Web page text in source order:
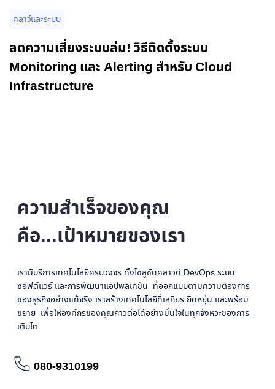
คลาว์และระบบ
ลดความเสี่ยงระบบล่ม! วิธีติดตั้งระบบ
Monitoring และ Alerting สำหรับ Cloud
Infrastructure
ความสำเร็จของคุณ
คือ...เป้าหมายของเรา
เรามีบริการเทคโนโลยีครบวงจร ทั้งโซลูชันคลาวด์ DevOps ระบบ
ซอฟต์แวร์ และการพัฒนาแอปพลิเคชัน ที่ออกแบบตามความต้องการ
ของธุรกิจอย่างแท้จริง เราสร้างเทคโนโลยีที่เสถียร ยืดหยุ่น และพร้อม
ขยาย เพื่อให้องค์กรของคุณก้าวต่อได้อย่างมั่นใจในทุกจังหวะของการ
เติบโต
080-9310199